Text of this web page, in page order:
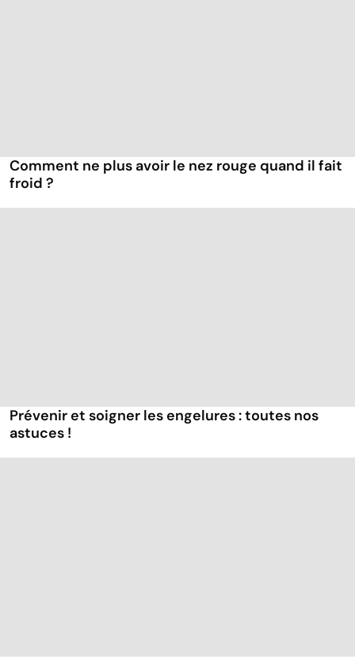
Comment ne plus avoir le nez rouge quand il fait
froid ?
Prévenir et soigner les engelures : toutes nos
astuces !